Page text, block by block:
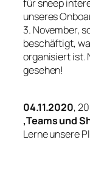
für sneep
unseres
3. November,
beschäftigt,
organisiert ist.
gesehen!
04.11.2020,
‚Teams und
Lerne unsere